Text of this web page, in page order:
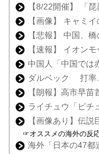
【8/22開催】 「
【画像】 キャミ
【悲報】 中国、
【速報】 イオン
中国人「中国では
ダルベック 打率
【朗報】高市早苗
ライチュウ「ピチ
【画像あり】伝説
☞オススメの海外の反
海外「日本の47都